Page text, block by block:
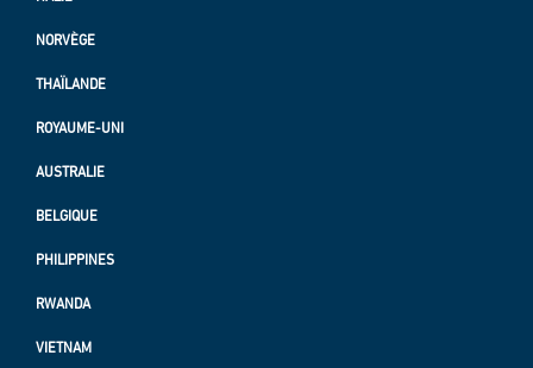
NORVÈGE
THAÏLANDE
ROYAUME-UNI
AUSTRALIE
BELGIQUE
PHILIPPINES
RWANDA
VIETNAM